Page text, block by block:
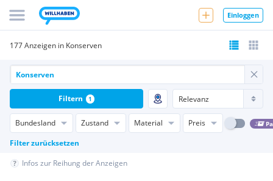
Einloggen
177 Anzeigen in Konserven
Bundesland Zustand Material Preis
Filter zurücksetzen
Filtern 1
Infos zur Reihung der Anzeigen